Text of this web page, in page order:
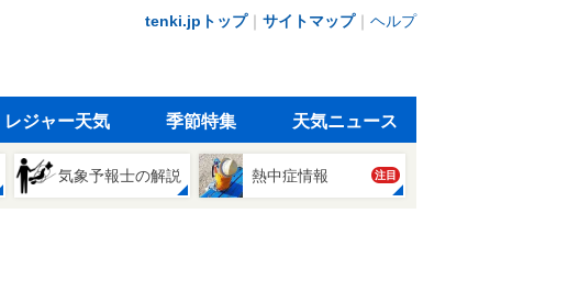
tenki.jpトップ｜ サイトマップ｜ ヘルプ
レジャー天気 季節特集 天気ニュース
気象予報士の解説 熱中症情報 注目